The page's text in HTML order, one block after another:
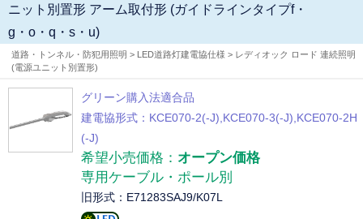
ニット別置形 アーム取付形 (ガイドラインタイプf・
g・o・q・s・u)
道路・トンネル・防犯用照明 > LED道路灯建電協仕様 > レディオック ロード 連続照明
(電源ユニット別置形)
グリーン購入法適合品
建電協形式：KCE070-2(-J),KCE070-3(-J),KCE070-2H
(-J)
希望小売価格： オープン価格
専用ケーブル・ポール別
旧形式：E71283SAJ9/K07L